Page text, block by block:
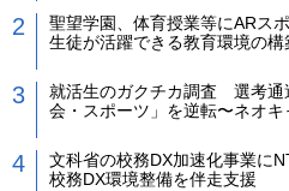
聖望学園、体育授業等にARス
生徒が活躍できる教育環境の構
就活生のガクチカ調査 選考通
会・スポーツ」を逆転〜ネオ
文科省の校務DX加速化事業に
校務DX環境整備を伴走支援